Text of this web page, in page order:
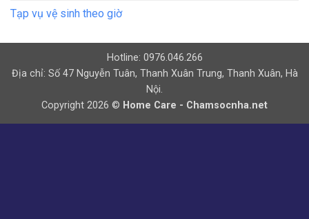
Tạp vụ vệ sinh theo giờ
Hotline: 0976.046.266
Địa chỉ: Số 47 Nguyễn Tuân, Thanh Xuân Trung, Thanh Xuân, Hà
Nội.
Copyright 2026 © Home Care - Chamsocnha.net